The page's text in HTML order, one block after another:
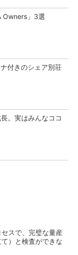
Owners」3選
付きのシェア別荘
。実はみんなココ
スで、完璧な量産
て）と検査ができな